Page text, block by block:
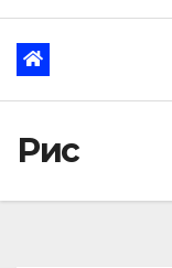
Рис